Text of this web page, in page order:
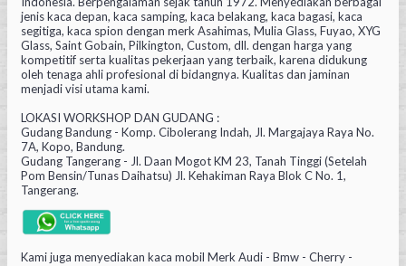
jenis kaca depan, kaca samping, kaca belakang, kaca bagasi, kaca
segitiga, kaca spion dengan merk Asahimas, Mulia Glass, Fuyao, XYG
Glass, Saint Gobain, Pilkington, Custom, dll. dengan harga yang
kompetitif serta kualitas pekerjaan yang terbaik, karena didukung
oleh tenaga ahli profesional di bidangnya. Kualitas dan jaminan
menjadi visi utama kami.
LOKASI WORKSHOP DAN GUDANG :
Gudang Bandung - Komp. Cibolerang Indah, Jl. Margajaya Raya No.
7A, Kopo, Bandung.
Gudang Tangerang - Jl. Daan Mogot KM 23, Tanah Tinggi (Setelah
Pom Bensin/Tunas Daihatsu) Jl. Kehakiman Raya Blok C No. 1,
Tangerang.
Kami juga menyediakan kaca mobil Merk Audi - Bmw - Cherry -